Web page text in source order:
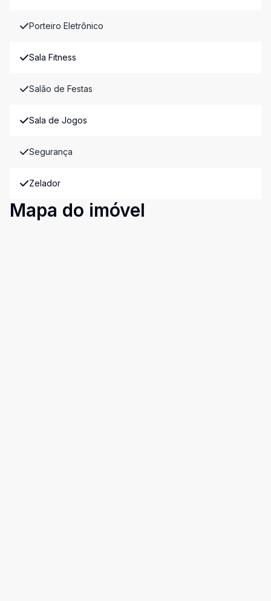
Porteiro Eletrônico
Sala Fitness
Salão de Festas
Sala de Jogos
Segurança
Zelador
Mapa do imóvel